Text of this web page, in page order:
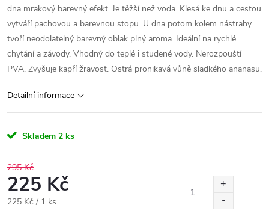
dna mrakový barevný efekt. Je těžší než voda. Klesá ke dnu a cestou
vytváří pachovou a barevnou stopu. U dna potom kolem nástrahy
tvoří neodolatelný barevný oblak plný aroma. Ideální na rychlé
chytání a závody. Vhodný do teplé i studené vody. Nerozpouští
PVA. Zvyšuje kapří žravost. Ostrá pronikavá vůně sladkého ananasu.
Detailní informace
Skladem 2 ks
295 Kč
225 Kč
Měrná
225 Kč / 1 ks